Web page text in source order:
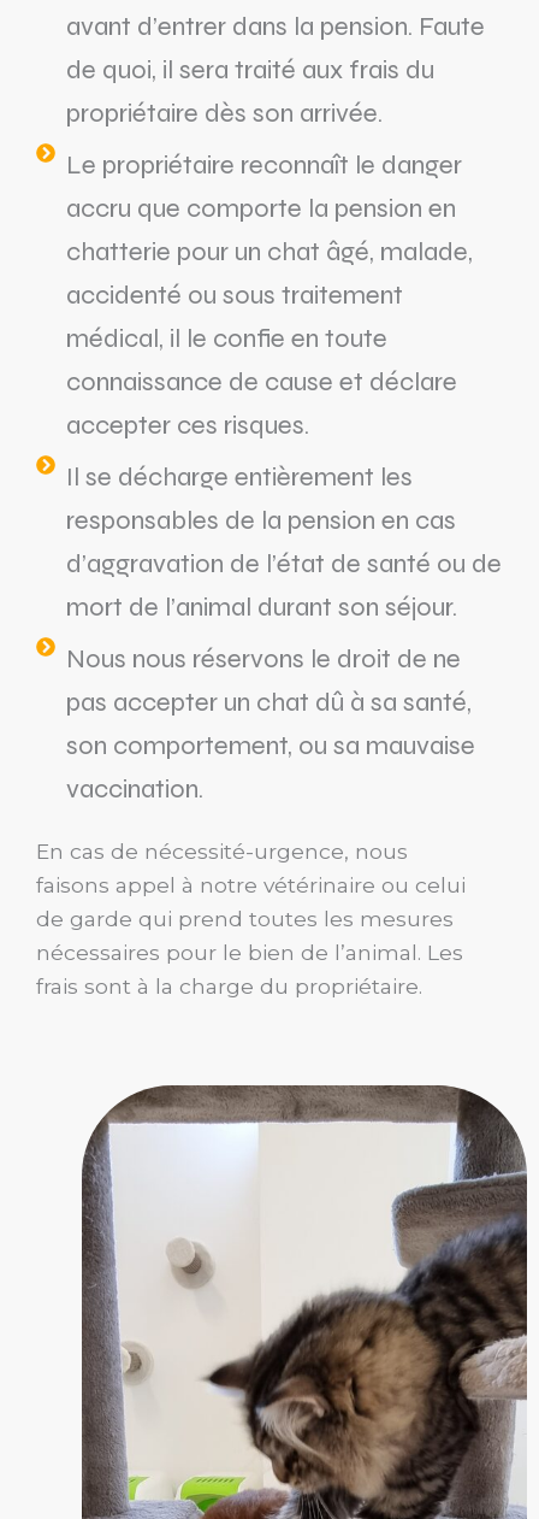
avant d’entrer dans la pension. Faute
de quoi, il sera traité aux frais du
propriétaire dès son arrivée.
Le propriétaire reconnaît le danger
accru que comporte la pension en
chatterie pour un chat âgé, malade,
accidenté ou sous traitement
médical, il le confie en toute
connaissance de cause et déclare
accepter ces risques.
Il se décharge entièrement les
responsables de la pension en cas
d’aggravation de l’état de santé ou de
mort de l’animal durant son séjour.
Nous nous réservons le droit de ne
pas accepter un chat dû à sa santé,
son comportement, ou sa mauvaise
vaccination.
En cas de nécessité-urgence, nous
faisons appel à notre vétérinaire ou celui
de garde qui prend toutes les mesures
nécessaires pour le bien de l’animal. Les
frais sont à la charge du propriétaire.